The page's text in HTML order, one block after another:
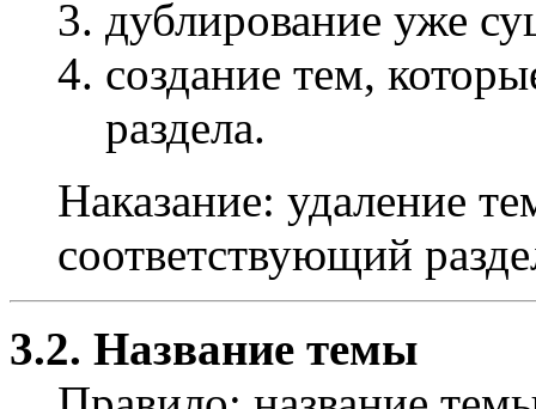
дублирование уже
создание тем,
раздела.
Наказание: удаление
соответствующий
3.2. Название темы